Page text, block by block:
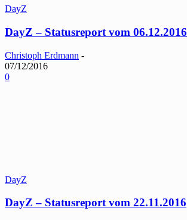
DayZ
DayZ – Statusreport vom 06.12.2016
Christoph Erdmann -
07/12/2016
0
DayZ
DayZ – Statusreport vom 22.11.2016